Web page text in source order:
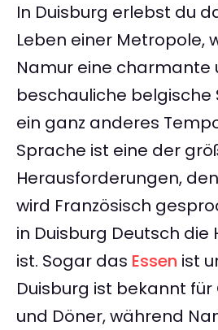
In Duisburg erlebst du
Leben einer Metropole,
Namur eine charmante
beschauliche belgische
ein ganz anderes
Sprache ist eine der
Herausforderungen,
wird Französisch
in Duisburg Deutsch
ist. Sogar das Essen ist
Duisburg ist bekannt für
und Döner, während